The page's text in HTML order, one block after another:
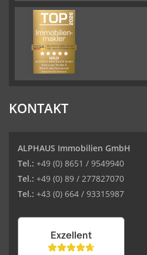
KONTAKT
ALPHAUS Immobilien GmbH
Tel.: +49 (0) 8651 / 9549940
Tel.: +49 (0) 89 / 277827070
Tel.: +43 (0) 664 / 93315987